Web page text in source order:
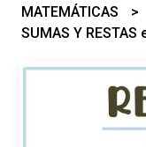
MATEMÁTICAS
SUMAS Y